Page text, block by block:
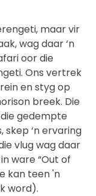
maar vir
wag daar ‘n
oor die
Ons vertrek
en styg op
breek. Die
gedempte
skep ‘n ervaring
vlug wag daar
ware “Out of
kan teen 'n
word).